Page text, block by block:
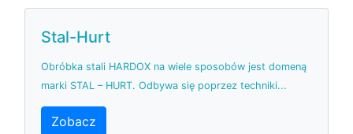
Stal-Hurt
Obróbka stali HARDOX na wiele sposobów jest domeną
marki STAL – HURT. Odbywa się poprzez techniki...
Zobacz